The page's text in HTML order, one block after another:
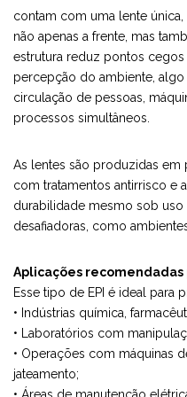
contam com uma lente
não apenas a frente, mas
estrutura reduz pontos cegos
percepção do ambiente,
circulação de pessoas,
processos simultâneos.
As lentes são produzidas em
com tratamentos antirrisco e
durabilidade mesmo sob
desafiadoras, como
Aplicações recomendadas
Esse tipo de EPI é ideal para
• Indústrias química,
• Laboratórios com
• Operações com máquinas
jateamento;